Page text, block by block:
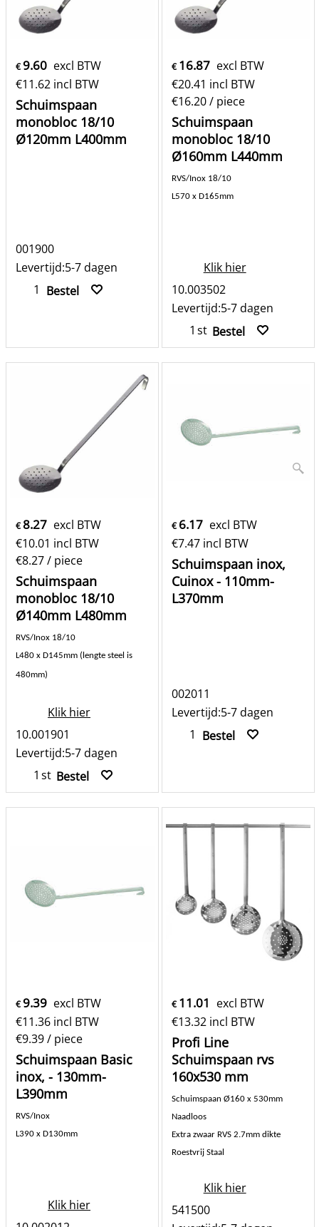
€9.60 excl BTW
€11.62 incl BTW
Schuimspaan
monobloc 18/10
Ø120mm L400mm
001900
Levertijd:5-7 dagen
Bestel
€ 16.87 excl BTW
€20.41 incl BTW
€16.20/ piece
Schuimspaan
monobloc 18/10
Ø160mm L440mm
RVS/Inox 18/10
L570 x D165mm
Klik hier
10.003502
Levertijd:5-7 dagen
st Bestel
€8.27 excl BTW
€10.01 incl BTW
€8.27/ piece
Schuimspaan
monobloc 18/10
Ø140mm L480mm
RVS/Inox 18/10
L480 x D145mm (lengte steel is
480mm)
Klik hier
10.001901
Levertijd:5-7 dagen
st Bestel
€ 6.17 excl BTW
€7.47 incl BTW
Schuimspaan inox,
Cuinox - 110mm-
L370mm
002011
Levertijd:5-7 dagen
Bestel
€9.39 excl BTW
€11.36 incl BTW
€9.39/ piece
Schuimspaan Basic
inox, - 130mm-
L390mm
RVS/Inox
L390 x D130mm
Klik hier
€ 11.01 excl BTW
€13.32 incl BTW
Profi Line
Schuimspaan rvs
160x530 mm
Schuimspaan Ø160 x 530mm
Naadloos
Extra zwaar RVS 2.7mm dikte
Roestvrij Staal
Klik hier
541500